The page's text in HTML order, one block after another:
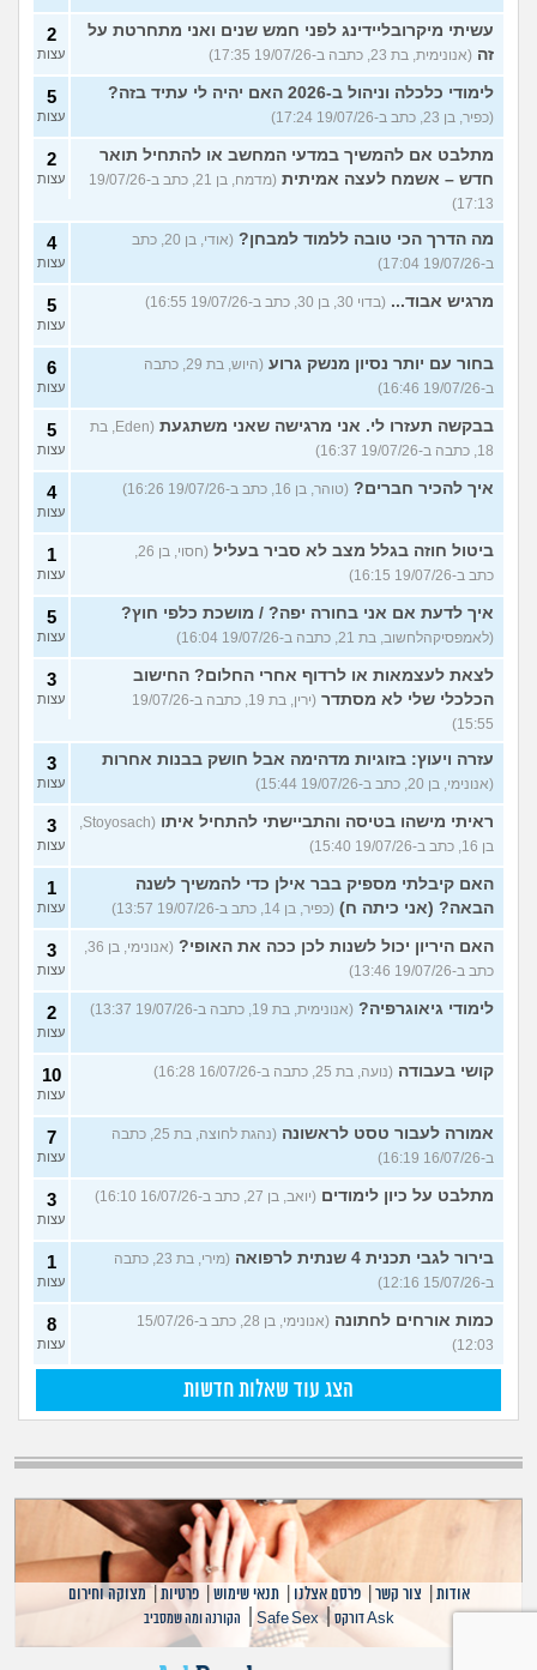
עשיתי מיקרובליידינג לפני חמש שנים ואני מתחרטת על
זה (אנונימית, בת 23, כתבה ב-19/07/26 17:35)
2
עצות
לימודי כלכלה וניהול ב-2026 האם יהיה לי עתיד בזה?
(כפיר, בן 23, כתב ב-19/07/26 17:24)
5
עצות
מתלבט אם להמשיך במדעי המחשב או להתחיל תואר
חדש – אשמח לעצה אמיתית
(מדמח, בן 21, כתב ב-19/07/26
17:13)
2
עצות
מה הדרך הכי טובה ללמוד למבחן?
(אודי, בן 20, כתב
ב-19/07/26 17:04)
4
עצות
מרגיש אבוד... (בדוי 30, בן 30, כתב ב-19/07/26 16:55) 5
עצות
בחור עם יותר נסיון מנשק גרוע
(היוש, בת 29, כתבה
ב-19/07/26 16:46)
6
עצות
בבקשה תעזרו לי. אני מרגישה שאני משתגעת
(Eden, בת
18, כתבה ב-19/07/26 16:37)
5
עצות
איך להכיר חברים? (טוהר, בן 16, כתב ב-19/07/26 16:26) 4
עצות
ביטול חוזה בגלל מצב לא סביר בעליל
כתב ב-19/07/26 16:15)
1
עצות
איך לדעת אם אני בחורה יפה? / מושכת כלפי חוץ?
(לאמפסיקהלחשוב, בת 21, כתבה ב-19/07/26 16:04)
5
עצות
לצאת לעצמאות או לרדוף אחרי החלום? החישוב
הכלכלי שלי לא מסתדר
(ירין, בת 19, כתבה ב-19/07/26
15:55)
3
עצות
עזרה ויעוץ: בזוגיות מדהימה אבל חושק בבנות אחרות
(אנונימי, בן 20, כתב ב-19/07/26 15:44)
3
עצות
ראיתי מישהו בטיסה והתביישתי להתחיל איתו
בן 16, כתב ב-19/07/26 15:40)
3
עצות
האם קיבלתי מספיק בבר אילן כדי להמשיך לשנה
הבאה? (אני כיתה ח) (כפיר, בן 14, כתב ב-19/07/26 13:57)
1
עצות
האם היריון יכול לשנות לכן ככה את האופי?
כתב ב-19/07/26 13:46)
3
עצות
לימודי גיאוגרפיה? (אנונימית, בת 19, כתבה ב-19/07/26 13:37) 2
עצות
קושי בעבודה (נועה, בת 25, כתבה ב-16/07/26 16:28) 10
עצות
אמורה לעבור טסט לראשונה
(נהגת לחוצה, בת 25, כתבה
ב-16/07/26 16:19)
7
עצות
מתלבט על כיון לימודים (יואב, בן 27, כתב ב-16/07/26 16:10) 3
עצות
בירור לגבי תכנית 4 שנתית לרפואה
(מירי, בת 23, כתבה
ב-15/07/26 12:16)
1
עצות
כמות אורחים לחתונה
(אנונימי, בן 28, כתב ב-15/07/26
12:03)
8
עצות
הצג עוד שאלות חדשות
אודות צור קשר |פרסם אצלנו |תנאי שימוש |פרטיות |מצוקה וחירום
Ask דורקס |
Safe Sex
| הקורנה ומה שמסביב